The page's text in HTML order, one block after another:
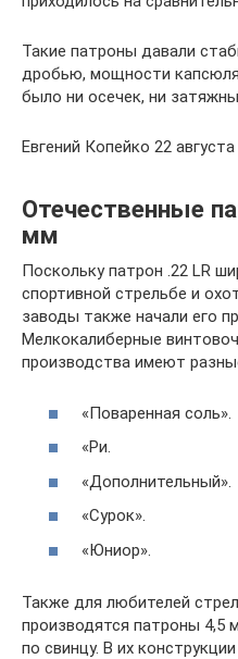
Такие патроны давали
дробью, мощности капсюля
было ни осечек, ни
Евгений Копейко 22
Отечественные
мм
Поскольку патрон .22 LR
спортивной стрельбе и
заводы также начали его
Мелкокалиберные
производства имеют
«Поваренная соль».
«Ри.
«Дополнительный».
«Сурок».
«Юниор».
Также для любителей
производятся патроны 4,5
по ​​свинцу. В их